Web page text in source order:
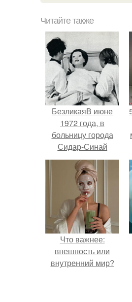
Читайте также
БезликаяВ июне
1972 года, в
больницу города
Сидар-Синай
явилась женщина в
белом халате,
покрытом кровью.
Что важнее:
внешность или
внутренний мир?